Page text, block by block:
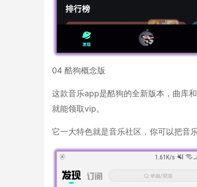
04 酷狗概念版
这款音乐app是酷狗的全新版本，曲库
就能领取vip。
它一大特色就是音乐社区，你可以把音